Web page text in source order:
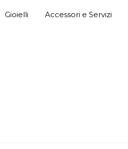
Gioielli Accessori e Servizi